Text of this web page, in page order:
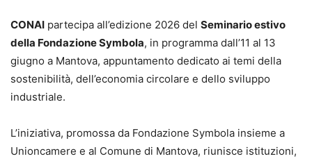
CONAI partecipa all’edizione 2026 del Seminario estivo
della Fondazione Symbola, in programma dall’11 al 13
giugno a Mantova, appuntamento dedicato ai temi della
sostenibilità, dell’economia circolare e dello sviluppo
industriale.
L’iniziativa, promossa da Fondazione Symbola insieme a
Unioncamere e al Comune di Mantova, riunisce istituzioni,